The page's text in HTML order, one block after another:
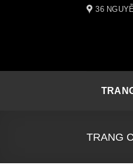
36
TRANG